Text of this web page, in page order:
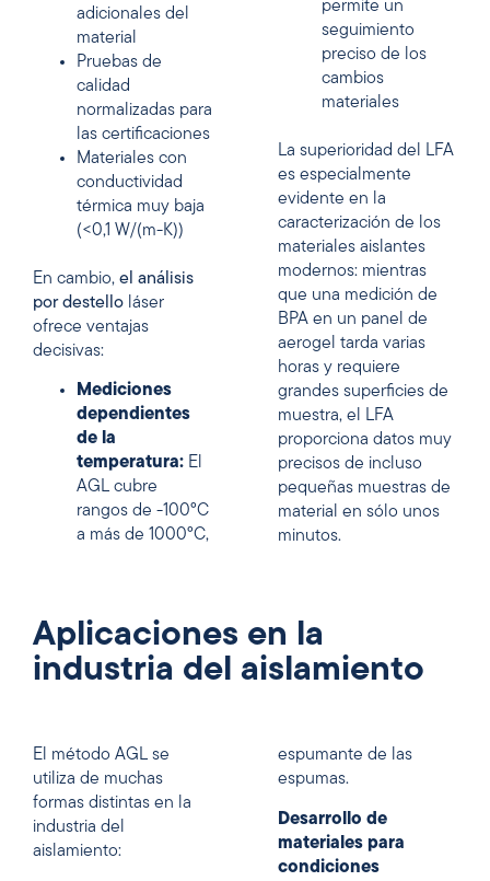
adicionales del
material
Pruebas de
calidad
normalizadas para
las certificaciones
Materiales con
conductividad
térmica muy baja
(<0,1 W/(m-K))
En cambio, el análisis
por destello láser
ofrece ventajas
decisivas:
Mediciones
dependientes
de la
temperatura: El
AGL cubre
rangos de -100°C
a más de 1000°C,
permite un
seguimiento
preciso de los
cambios
materiales
La superioridad del LFA
es especialmente
evidente en la
caracterización de los
materiales aislantes
modernos: mientras
que una medición de
BPA en un panel de
aerogel tarda varias
horas y requiere
grandes superficies de
muestra, el LFA
proporciona datos muy
precisos de incluso
pequeñas muestras de
material en sólo unos
minutos.
Aplicaciones en la
industria del aislamiento
El método AGL se
utiliza de muchas
formas distintas en la
industria del
aislamiento:
espumante de las
espumas.
Desarrollo de
materiales para
condiciones